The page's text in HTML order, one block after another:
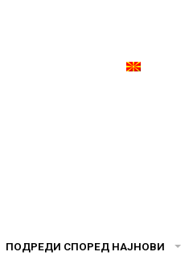
ПОДРЕДИ СПОРЕД НАЈНОВИ